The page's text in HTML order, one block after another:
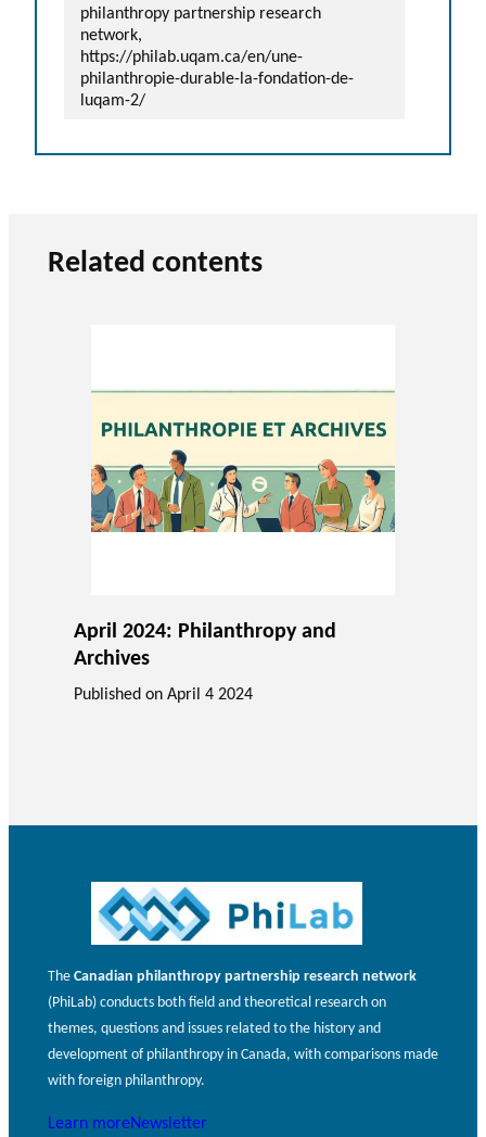
philanthropy partnership research
network,
https://philab.uqam.ca/en/une-
philanthropie-durable-la-fondation-de-
luqam-2/
Related contents
April 2024: Philanthropy and
Archives
Published on April 4 2024
TheCanadian philanthropy partnership research network
(PhiLab) conducts both field and theoretical research on
themes, questions and issues related to the history and
development of philanthropy in Canada, with comparisons made
with foreign philanthropy.
Learn moreNewsletter